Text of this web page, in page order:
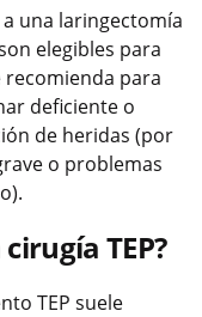
una laringectomía
elegibles para
recomienda para
deficiente o
de heridas (por
o problemas
TEP?
TEP suele